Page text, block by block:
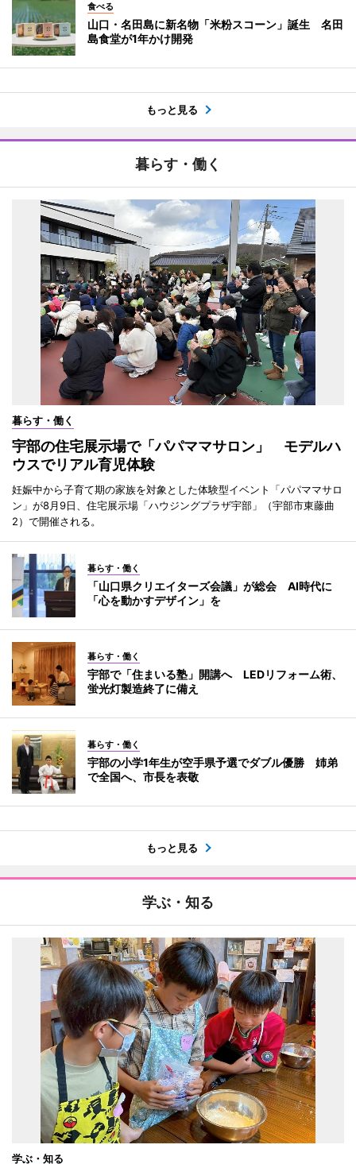
食べる
山口・名田島に新名物「米粉スコーン」誕生 名田
島食堂が1年かけ開発
もっと見る
暮らす・働く
暮らす・働く
宇部の住宅展示場で「パパママサロン」 モデルハ
ウスでリアル育児体験
妊娠中から子育て期の家族を対象とした体験型イベント「パパママサロ
ン」が8月9日、住宅展示場「ハウジングプラザ宇部」（宇部市東藤曲
2）で開催される。
暮らす・働く
「山口県クリエイターズ会議」が総会 AI時代に
「心を動かすデザイン」を
暮らす・働く
宇部で「住まいる塾」開講へ LEDリフォーム術、
蛍光灯製造終了に備え
暮らす・働く
宇部の小学1年生が空手県予選でダブル優勝 姉弟
で全国へ、市長を表敬
もっと見る
学ぶ・知る
学ぶ・知る